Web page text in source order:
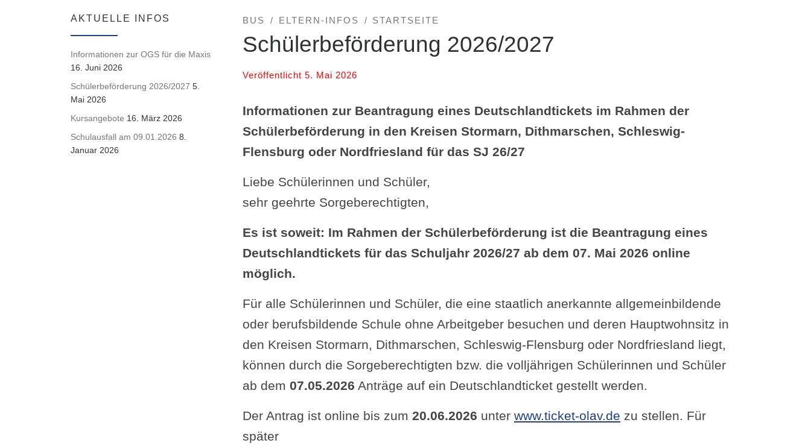
BUS ELTERN-INFOS STARTSEITE
Schülerbeförderung 2026/2027
Veröffentlicht 5. Mai 2026
Informationen zur Beantragung eines Deutschlandtickets im Rahmen der
Schülerbeförderung in den Kreisen Stormarn, Dithmarschen, Schleswig-
Flensburg oder Nordfriesland für das SJ 26/27
Liebe Schülerinnen und Schüler,
sehr geehrte Sorgeberechtigten,
Es ist soweit: Im Rahmen der Schülerbeförderung ist die Beantragung eines
Deutschlandtickets für das Schuljahr 2026/27 ab dem 07. Mai 2026 online
möglich.
Für alle Schülerinnen und Schüler, die eine staatlich anerkannte allgemeinbildende
oder berufsbildende Schule ohne Arbeitgeber besuchen und deren Hauptwohnsitz in
den Kreisen Stormarn, Dithmarschen, Schleswig-Flensburg oder Nordfriesland liegt,
können durch die Sorgeberechtigten bzw. die volljährigen Schülerinnen und Schüler
ab dem 07.05.2026 Anträge auf ein Deutschlandticket gestellt werden.
Der Antrag ist online bis zum 20.06.2026 unter www.ticket-olav.de zu stellen. Für
später
AKTUELLE INFOS
Informationen zur OGS für die Maxis
16. Juni 2026
Schülerbeförderung 2026/2027 5.
Mai 2026
Kursangebote 16. März 2026
Schulausfall am 09.01.2026 8.
Januar 2026